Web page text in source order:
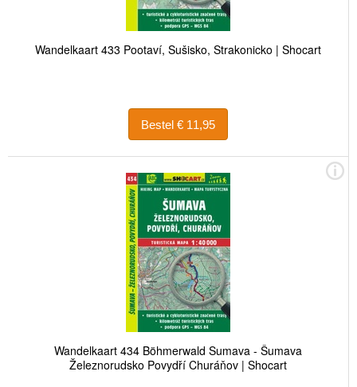
Wandelkaart 433 Pootaví, Sušisko, Strakonicko | Shocart
Bestel € 11,95
Wandelkaart 434 Böhmerwald Sumava - Šumava
Železnorudsko Povydří Churáňov | Shocart